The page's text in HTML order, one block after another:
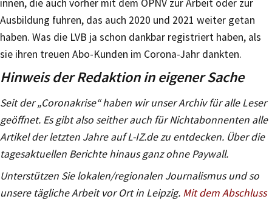
innen, die auch vorher mit dem ÖPNV zur Arbeit oder zur
Ausbildung fuhren, das auch 2020 und 2021 weiter getan
haben. Was die LVB ja schon dankbar registriert haben, als
sie ihren treuen Abo-Kunden im Corona-Jahr dankten.
Hinweis der Redaktion in eigener Sache
Seit der „Coronakrise“ haben wir unser Archiv für alle Leser
geöffnet. Es gibt also seither auch für Nichtabonnenten alle
Artikel der letzten Jahre auf L-IZ.de zu entdecken. Über die
tagesaktuellen Berichte hinaus ganz ohne Paywall.
Unterstützen Sie lokalen/regionalen Journalismus und so
unsere tägliche Arbeit vor Ort in Leipzig. Mit dem Abschluss